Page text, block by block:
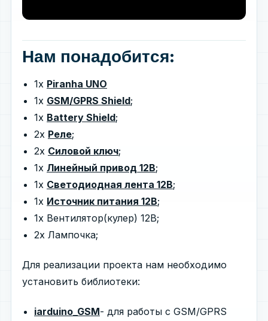
Нам понадобится:
1х Piranha UNO
1х GSM/GPRS Shield;
1х Battery Shield;
2х Реле;
2х Силовой ключ;
1х Линейный привод 12В;
1х Светодиодная лента 12В;
1х Источник питания 12В;
1х Вентилятор(кулер) 12В;
2х Лампочка;
Для реализации проекта нам необходимо
установить библиотеки:
iarduino_GSM- для работы с GSM/GPRS